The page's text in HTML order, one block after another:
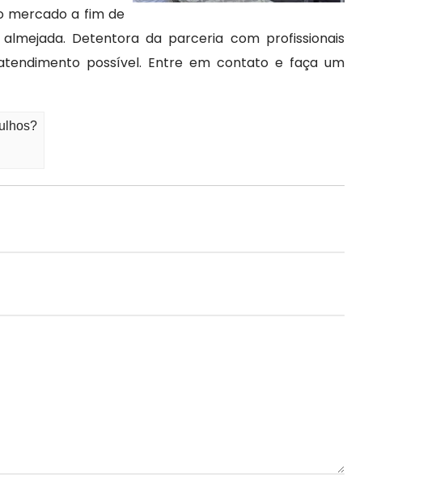
mercado a fim de
Detentora da parceria com profissionais
possível. Entre em contato e faça um